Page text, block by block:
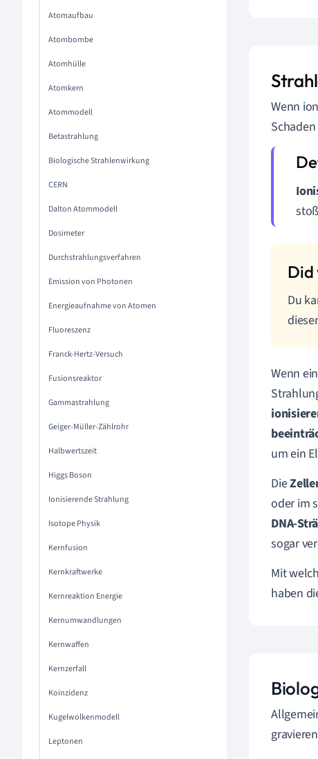
Atomaufbau
Atombombe
Atomhülle
Atomkern
Atommodell
Betastrahlung
Biologische Strahlenwirkung
CERN
Dalton Atommodell
Dosimeter
Durchstrahlungsverfahren
Emission von Photonen
Energieaufnahme von Atomen
Fluoreszenz
Franck-Hertz-Versuch
Fusionsreaktor
Gammastrahlung
Geiger-Müller-Zählrohr
Halbwertszeit
Higgs Boson
Ionisierende Strahlung
Isotope Physik
Kernfusion
Kernkraftwerke
Kernreaktion Energie
Kernumwandlungen
Kernwaffen
Kernzerfall
Koinzidenz
Kugelwolkenmodell
Leptonen
Wenn
Du
Wenn
um ein
Die
oder im
DNA-
sogar
Mit
haben